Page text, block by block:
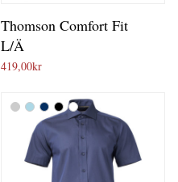
Thomson Comfort Fit
L/Ä
419,00kr